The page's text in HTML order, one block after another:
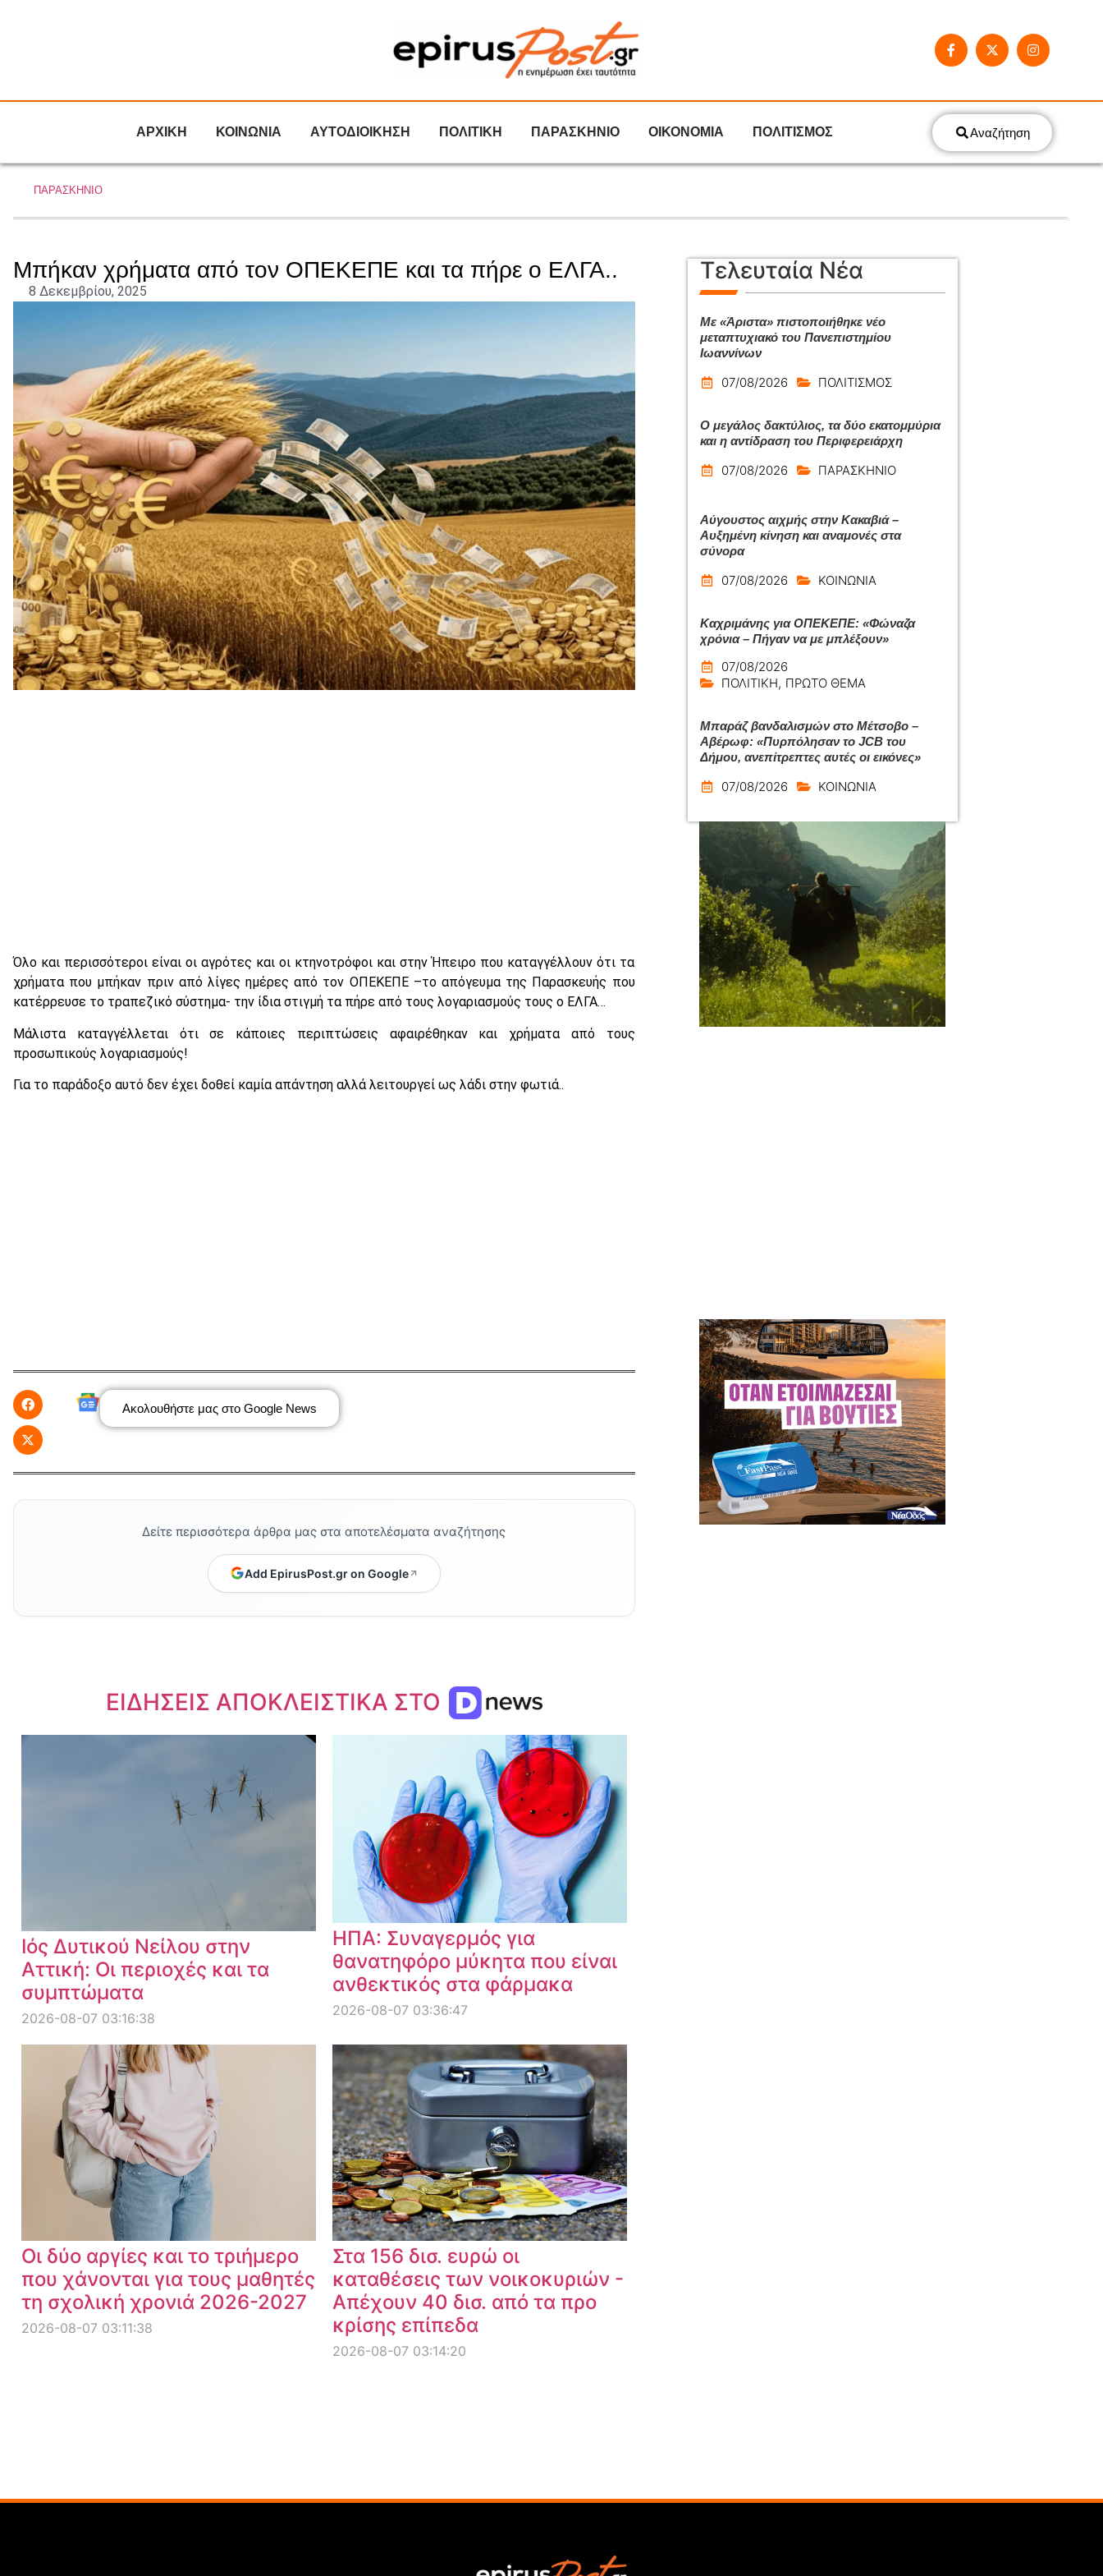
ΑΡΧΙΚΗ ΚΟΙΝΩΝΙΑ ΑΥΤΟΔΙΟΙΚΗΣΗ ΠΟΛΙΤΙΚΗ ΠΑΡΑΣΚΗΝΙΟ ΟΙΚΟΝΟΜΙΑ ΠΟΛΙΤΙΣΜΟΣ Αναζήτηση
ΠΑΡΑΣΚΗΝΙΟ
Μπήκαν χρήματα από τον ΟΠΕΚΕΠΕ και τα πήρε ο ΕΛΓΑ..
8 Δεκεμβρίου, 2025
Όλο και περισσότεροι είναι οι αγρότες και οι κτηνοτρόφοι και στην Ήπειρο που καταγγέλλουν ότι τα
χρήματα που μπήκαν πριν από λίγες ημέρες από τον ΟΠΕΚΕΠΕ –το απόγευμα της Παρασκευής που
κατέρρευσε το τραπεζικό σύστημα- την ίδια στιγμή τα πήρε από τους λογαριασμούς τους ο ΕΛΓΑ…
Μάλιστα καταγγέλλεται ότι σε κάποιες περιπτώσεις αφαιρέθηκαν και χρήματα από τους
προσωπικούς λογαριασμούς!
Για το παράδοξο αυτό δεν έχει δοθεί καμία απάντηση αλλά λειτουργεί ως λάδι στην φωτιά..
Ακολουθήστε μας στο Google News
Δείτε περισσότερα άρθρα μας στα αποτελέσματα αναζήτησης
Add EpirusPost.gr on Google
ΕΙΔΗΣΕΙΣ ΑΠΟΚΛΕΙΣΤΙΚΑ ΣΤΟ
Dnews.gr
Ιός Δυτικού Νείλου στην
Αττική: Οι περιοχές και τα
συμπτώματα
2026-08-07 03:16:38
ΗΠΑ: Συναγερμός για
θανατηφόρο μύκητα που είναι
ανθεκτικός στα φάρμακα
2026-08-07 03:36:47
Οι δύο αργίες και το τριήμερο
που χάνονται για τους μαθητές
τη σχολική χρονιά 2026-2027
2026-08-07 03:11:38
Στα 156 δισ. ευρώ οι
καταθέσεις των νοικοκυριών -
Απέχουν 40 δισ. από τα προ
κρίσης επίπεδα
2026-08-07 03:14:20
Τελευταία Νέα
Με «Άριστα» πιστοποιήθηκε νέο
μεταπτυχιακό του Πανεπιστημίου
Ιωαννίνων
07/08/2026 ΠΟΛΙΤΙΣΜΟΣ
Ο μεγάλος δακτύλιος, τα δύο εκατομμύρια
και η αντίδραση του Περιφερειάρχη
07/08/2026 ΠΑΡΑΣΚΗΝΙΟ
Αύγουστος αιχμής στην Κακαβιά –
Αυξημένη κίνηση και αναμονές στα
σύνορα
07/08/2026 ΚΟΙΝΩΝΙΑ
Καχριμάνης για ΟΠΕΚΕΠΕ: «Φώναζα
χρόνια – Πήγαν να με μπλέξουν»
07/08/2026
ΠΟΛΙΤΙΚΗ, ΠΡΩΤΟ ΘΕΜΑ
Μπαράζ βανδαλισμών στο Μέτσοβο –
Αβέρωφ: «Πυρπόλησαν το JCB του
Δήμου, ανεπίτρεπτες αυτές οι εικόνες»
07/08/2026 ΚΟΙΝΩΝΙΑ